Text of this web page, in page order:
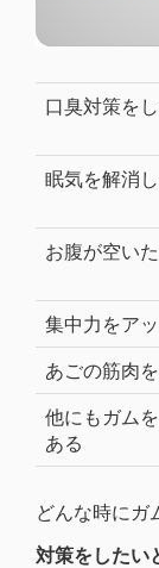
口臭対策を
眠気を解消
お腹が空い
集中力をア
あごの筋肉
他にもガム
ある
どんな時にガ
対策をしたい